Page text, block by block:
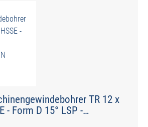
TR 12 x
- Form D 15° LSP -